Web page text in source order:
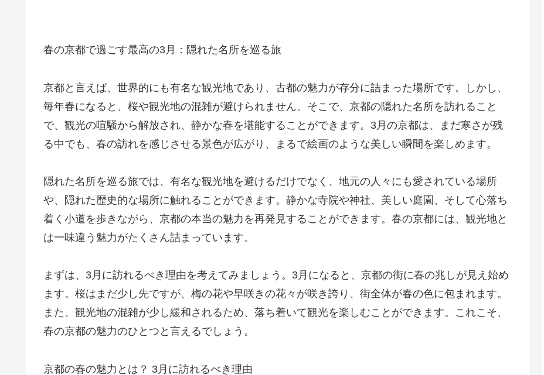
春の京都で過ごす最高の3月：隠れた名所を巡る旅
京都と言えば、世界的にも有名な観光地であり、古都の魅力が存分に詰まった場所です。しかし、
毎年春になると、桜や観光地の混雑が避けられません。そこで、京都の隠れた名所を訪れること
で、観光の喧騒から解放され、静かな春を堪能することができます。3月の京都は、まだ寒さが残
る中でも、春の訪れを感じさせる景色が広がり、まるで絵画のような美しい瞬間を楽しめます。
隠れた名所を巡る旅では、有名な観光地を避けるだけでなく、地元の人々にも愛されている場所
や、隠れた歴史的な場所に触れることができます。静かな寺院や神社、美しい庭園、そして心落ち
着く小道を歩きながら、京都の本当の魅力を再発見することができます。春の京都には、観光地と
は一味違う魅力がたくさん詰まっています。
まずは、3月に訪れるべき理由を考えてみましょう。3月になると、京都の街に春の兆しが見え始め
ます。桜はまだ少し先ですが、梅の花や早咲きの花々が咲き誇り、街全体が春の色に包まれます。
また、観光地の混雑が少し緩和されるため、落ち着いて観光を楽しむことができます。これこそ、
春の京都の魅力のひとつと言えるでしょう。
京都の春の魅力とは？ 3月に訪れるべき理由